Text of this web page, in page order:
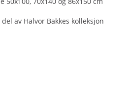
av Halvor Bakkes kolleksjon